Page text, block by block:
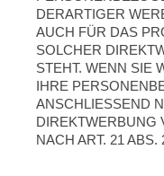
DERARTIGER
AUCH FÜR DAS
SOLCHER
STEHT. WENN SIE
IHRE
ANSCHLIESSEND
DIREKTWERBUNG
NACH ART. 21 ABS.